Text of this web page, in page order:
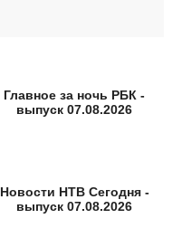
Главное за ночь РБК -
выпуск 07.08.2026
Новости НТВ Сегодня -
выпуск 07.08.2026